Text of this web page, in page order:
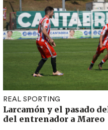
REAL SPORTING
Larcamón y el pasado
del entrenador a Mareo